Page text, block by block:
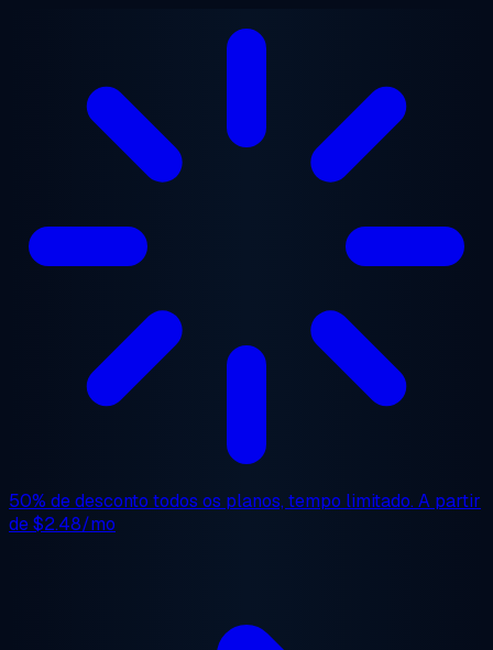
Saltar para o conteúdo principal
50% de desconto todos os planos, tempo limitado. A partir
de$2.48/mo